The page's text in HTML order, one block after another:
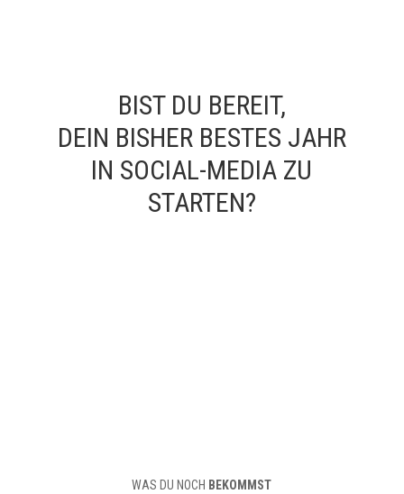
BIST DU BEREIT,
DEIN BISHER BESTES JAHR
IN SOCIAL-MEDIA ZU
STARTEN?
WAS DU NOCH BEKOMMST